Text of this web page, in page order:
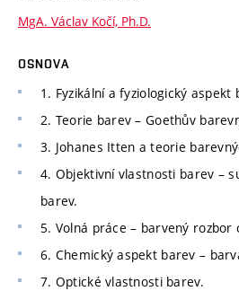
MgA. Václav Kočí, Ph.D.
OSNOVA
1. Fyzikální a fyziologický aspekt
2. Teorie barev – Goethův
3. Johanes Itten a teorie
4. Objektivní vlastnosti barev –
barev.
5. Volná práce – barvený rozbor
6. Chemický aspekt barev –
7. Optické vlastnosti barev.